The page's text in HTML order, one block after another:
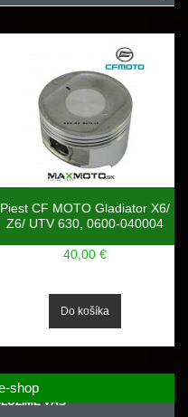
Piest CF MOTO Gladiator X6/
Z6/ UTV 630, 0600-040004
40,00 €
shop
VÁS